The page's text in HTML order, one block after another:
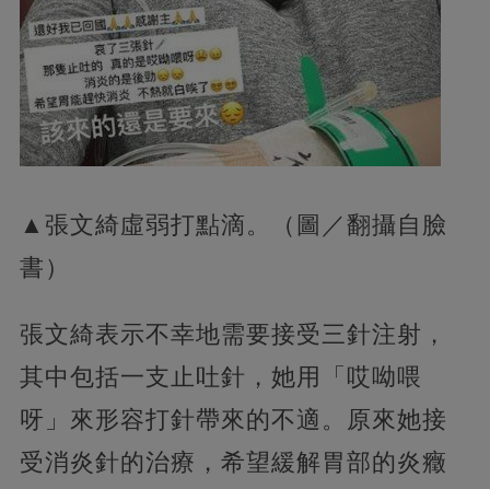
▲張文綺虛弱打點滴。（圖／翻攝自臉
書）
張文綺表示不幸地需要接受三針注射，
其中包括一支止吐針，她用「哎呦喂
呀」來形容打針帶來的不適。原來她接
受消炎針的治療，希望緩解胃部的炎癥